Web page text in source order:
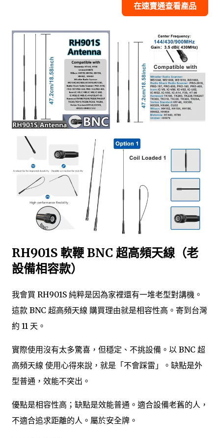
在速賣通查看產品
RH901S 軟鞭 BNC 超高頻天線（老
設備相容款）
我會買 RH901S 純粹是因為家裡還有一堆老型對講機。
這款 BNC 超高頻天線 購買理由就是相容性高。寄到台灣
約 11 天。
實際使用沒有太多驚喜，但穩定、不挑設備。以 BNC 超
高頻天線 使用心得來說，就是「不會踩雷」。缺點是外
型普通，效能不突出。
優點是相容性高；缺點是效能普通。適合設備老舊的人，
不適合追求距離的人。屬於安全牌。